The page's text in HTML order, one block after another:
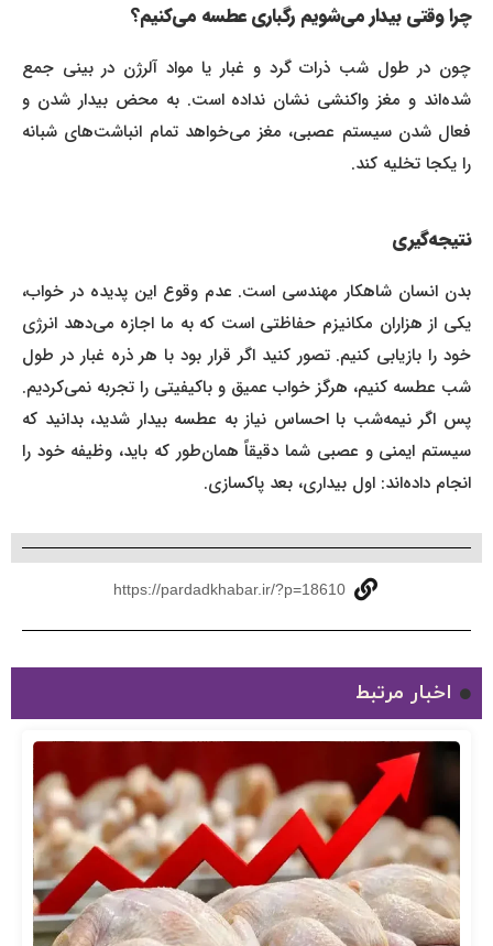
چرا وقتی بیدار می‌شویم رگباری عطسه می‌کنیم؟
چون در طول شب ذرات گرد و غبار یا مواد آلرژن در بینی جمع
شده‌اند و مغز واکنشی نشان نداده است. به محض بیدار شدن و
فعال شدن سیستم عصبی، مغز می‌خواهد تمام انباشت‌های شبانه
را یکجا تخلیه کند.
نتیجه‌گیری
بدن انسان شاهکار مهندسی است. عدم وقوع این پدیده در خواب،
یکی از هزاران مکانیزم حفاظتی است که به ما اجازه می‌دهد انرژی
خود را بازیابی کنیم. تصور کنید اگر قرار بود با هر ذره غبار در طول
شب عطسه کنیم، هرگز خواب عمیق و باکیفیتی را تجربه نمی‌کردیم.
پس اگر نیمه‌شب با احساس نیاز به عطسه بیدار شدید، بدانید که
سیستم ایمنی و عصبی شما دقیقاً همان‌طور که باید، وظیفه خود را
انجام داده‌اند: اول بیداری، بعد پاکسازی.
https://pardadkhabar.ir/?p=18610
اخبار مرتبط